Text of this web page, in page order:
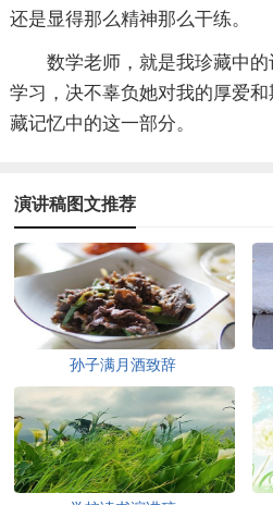
还是显得那么精神那么干练。
数学老师，就是我珍藏中
学习，决不辜负她对我的厚爱
藏记忆中的这一部分。
演讲稿图文推荐
孙子满月酒致辞